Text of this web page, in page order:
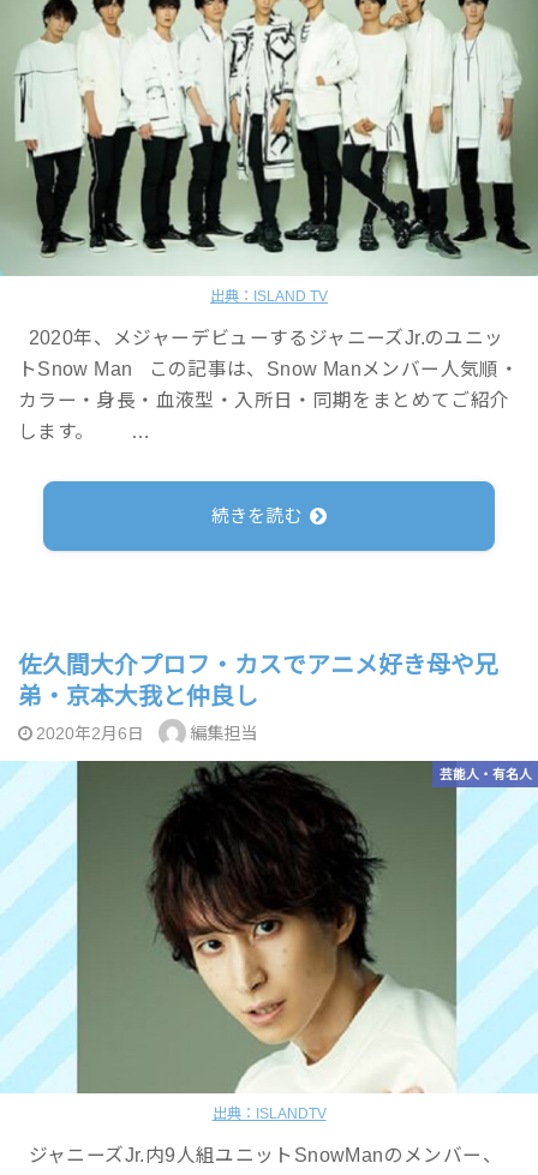
出典：ISLAND TV
2020年、メジャーデビューするジャニーズJr.のユニッ
トSnow Man この記事は、Snow Manメンバー人気順・
カラー・身長・血液型・入所日・同期をまとめてご紹介
します。 …
続きを読む
佐久間大介プロフ・カスでアニメ好き母や兄
弟・京本大我と仲良し
2020年2月6日 編集担当
出典：ISLANDTV
芸能人・有名人
ジャニーズJr.内9人組ユニットSnowManのメンバー、